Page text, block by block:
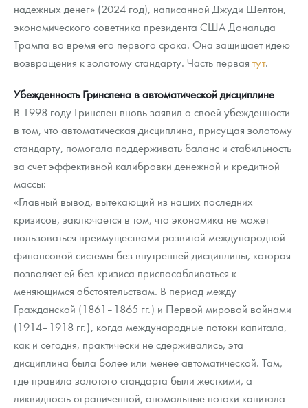
Аксессуары
Год Лошади
Флот: ледоколы и корабли
Жетоны "Необыкновенные обитатели глубин"
Ювелирные изделия
Русская нумизматика
Золотая карманная галерея
Наборы подарочных и коллекционных монет
Монеты и жетоны из недрагоценных металлов
Книги по нумизматике
Памятка для работы с монетами из драгметаллов
Монеты
Политика конфиденциальности
Политика использования Cookies
Положение по обработке и защите персональных данных
Скупка слитков
Наши преимущества
Пресс-служба
надежных денег» (2024 год), написанной Джуди Шелтон,
экономического советника президента США Дональда
Трампа во время его первого срока. Она защищает идею
возвращения к золотому стандарту. Часть первая тут.
Убежденность Гринспена в автоматической дисциплине
В 1998 году Гринспен вновь заявил о своей убежденности
в том, что автоматическая дисциплина, присущая золотому
стандарту, помогала поддерживать баланс и стабильность
за счет эффективной калибровки денежной и кредитной
массы:
«Главный вывод, вытекающий из наших последних
кризисов, заключается в том, что экономика не может
пользоваться преимуществами развитой международной
финансовой системы без внутренней дисциплины, которая
позволяет ей без кризиса приспосабливаться к
меняющимся обстоятельствам. В период между
Гражданской (1861–1865 гг.) и Первой мировой войнами
(1914–1918 гг.), когда международные потоки капитала,
как и сегодня, практически не сдерживались, эта
дисциплина была более или менее автоматической. Там,
где правила золотого стандарта были жесткими, а
ликвидность ограниченной, аномальные потоки капитала